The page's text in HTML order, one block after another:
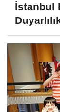
İstanbul